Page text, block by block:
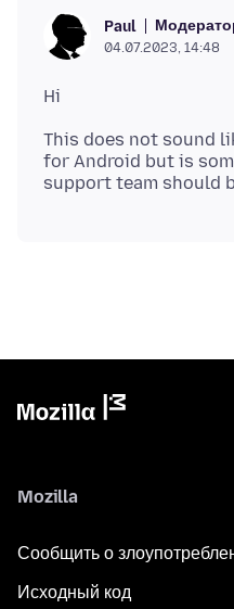
Paul
04.07.2023, 14:48
This does not sound
for Android but is
Mozilla
Сообщить о
Исходный код